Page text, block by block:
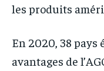
les produits
En 2020, 38
avantages de